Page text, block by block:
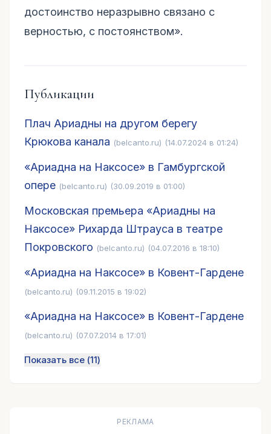
достоинство неразрывно связано с
верностью, с постоянством».
Публикации
Плач Ариадны на другом берегу
Крюкова канала (belcanto.ru) (14.07.2024 в 01:24)
«Ариадна на Наксосе» в Гамбургской
опере (belcanto.ru) (30.09.2019 в 01:00)
Московская премьера «Ариадны на
Наксосе» Рихарда Штрауса в театре
Покровского (belcanto.ru) (04.07.2016 в 18:10)
«Ариадна на Наксосе» в Ковент-Гардене
(belcanto.ru) (09.11.2015 в 19:02)
«Ариадна на Наксосе» в Ковент-Гардене
(belcanto.ru) (07.07.2014 в 17:01)
Показать все (11)
РЕКЛАМА